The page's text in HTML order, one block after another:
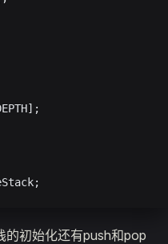
的初始化还有push和pop